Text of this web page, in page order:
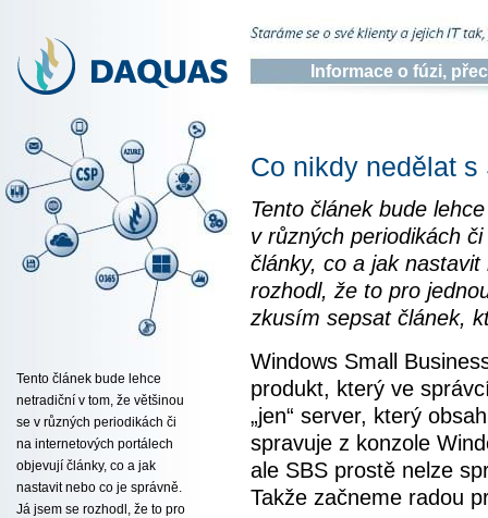
Informace o fúzi,
Tento článek bude lehce
netradiční v tom, že většinou
se v různých periodikách či
na internetových portálech
objevují články, co a jak
nastavit nebo co je správně.
Já jsem se rozhodl, že to pro
Co nikdy nedělat s
Tento článek bude
v různých periodikách
články, co a jak
rozhodl, že to pro
zkusím sepsat článek,
Windows Small
produkt, který ve
„jen“ server, který
spravuje z konzole
ale SBS prostě nelze
Takže začneme radou